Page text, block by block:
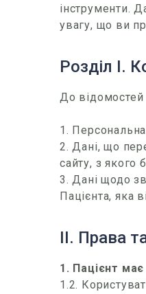
інструменти.
увагу, що ви
Розділ І.
До відомостей
1.
2. Дані, що
сайту, з якого
3. Дані щодо
Пацієнта, яка
IІ. Права
1. Пацієнт
1.2.